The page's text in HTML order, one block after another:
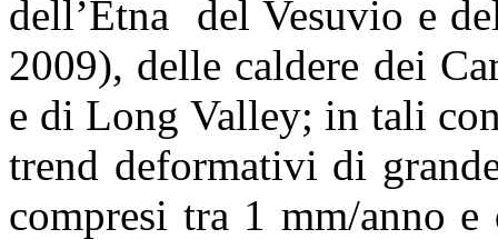
dell’Etna del Vesuvio e
2009), delle caldere dei
e di Long Valley; in tali
trend deformativi di
compresi tra 1 mm/anno e